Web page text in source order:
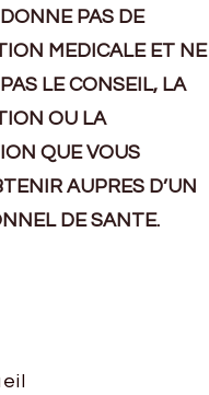
PAS DE
MEDICALE ET NE
LE CONSEIL, LA
OU LA
QUE VOUS
AUPRES D’UN
DE SANTE.